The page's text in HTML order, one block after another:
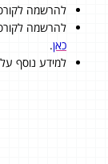
להרשמה
להרשמה
כאן.
למידע נוסף